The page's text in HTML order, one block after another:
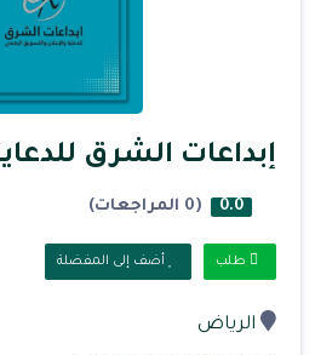
إبداعات الشرق
0.0 (0 المراجعات)
طلب أضف إلى المفضلة
الرياض